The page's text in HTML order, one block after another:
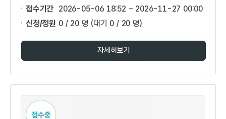
접수기간 2026-05-06 18:52 ~ 2026-11-27 00:00
신청/정원 0 / 20 명 (대기 0 / 20 명)
자세히보기
접수중